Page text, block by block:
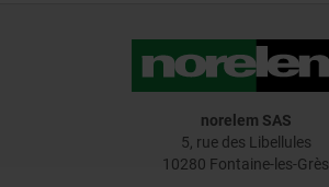
norelem SAS
5, rue des Libellules
10280 Fontaine-les-Grès